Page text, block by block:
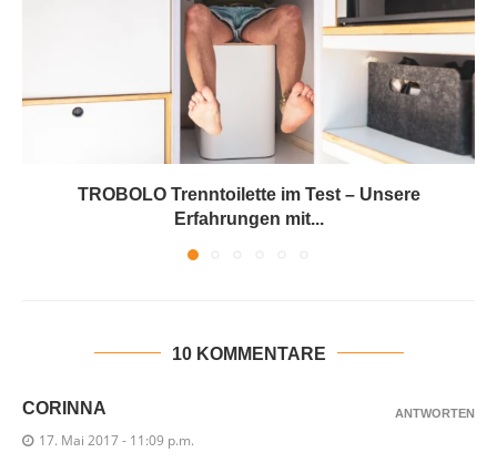
TROBOLO Trenntoilette im Test – Unsere
Erfahrungen mit...
10 KOMMENTARE
CORINNA
17. Mai 2017 - 11:09 p.m.
ANTWORTEN